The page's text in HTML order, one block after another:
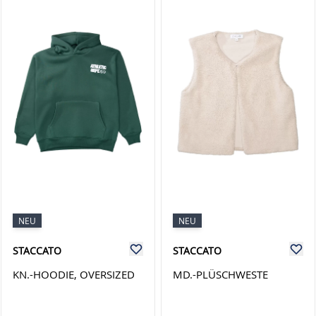
NEU
STACCATO
KN.-HOODIE, OVERSIZED
NEU
STACCATO
MD.-PLÜSCHWESTE